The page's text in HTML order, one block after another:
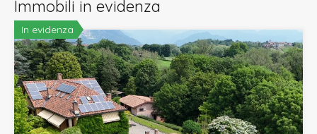
Immobili in evidenza
In evidenza